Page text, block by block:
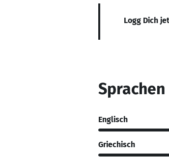
Logg Dich
Sprachen
Englisch
Griechisch